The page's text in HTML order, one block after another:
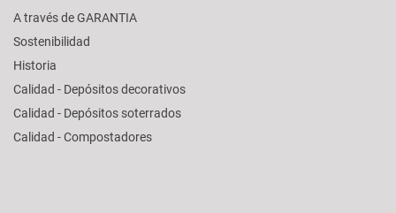
A través de GARANTIA
Sostenibilidad
Historia
Calidad - Depósitos decorativos
Calidad - Depósitos soterrados
Calidad - Compostadores